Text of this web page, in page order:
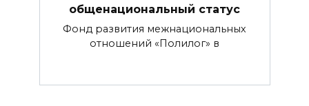
общенациональный статус
Фонд развития межнациональных
отношений «Полилог» в